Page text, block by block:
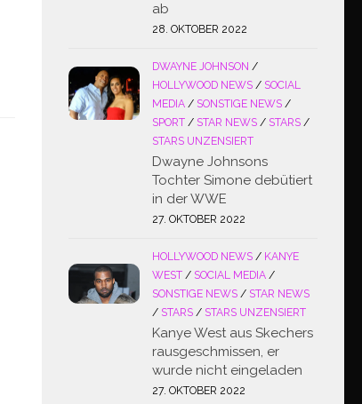
ab
28. OKTOBER 2022
DWAYNE JOHNSON /
HOLLYWOOD NEWS / SOCIAL
MEDIA / SONSTIGE NEWS /
SPORT / STAR NEWS / STARS /
STARS UNZENSIERT
Dwayne Johnsons
Tochter Simone debütiert
in der WWE
27. OKTOBER 2022
HOLLYWOOD NEWS / KANYE
WEST / SOCIAL MEDIA /
SONSTIGE NEWS / STAR NEWS
/ STARS / STARS UNZENSIERT
Kanye West aus Skechers
rausgeschmissen, er
wurde nicht eingeladen
27. OKTOBER 2022